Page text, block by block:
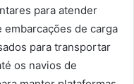
para atender
de carga
para transportar
os navios de